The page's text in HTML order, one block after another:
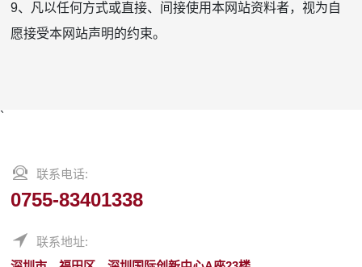
9、凡以任何方式或直接、间接使用本网站资料者，视为自
愿接受本网站声明的约束。
`
联系电话:
0755-83401338
联系地址: